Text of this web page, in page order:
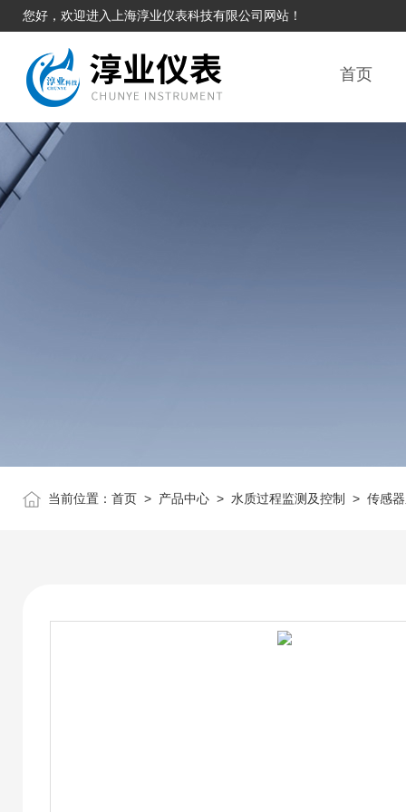
您好，欢迎进入上海淳业仪表科技有限公司网站！
首页
当前位置： 首页 > 产品中心 > 水质过程监测及控制 > 传感